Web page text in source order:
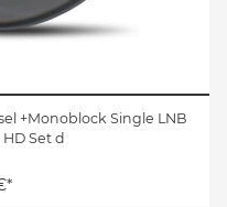
+Monoblock Single LNB
Set d